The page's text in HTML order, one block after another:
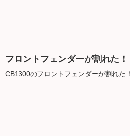
フロントフェンダーが割れた！
CB1300のフロントフェンダーが割れた！